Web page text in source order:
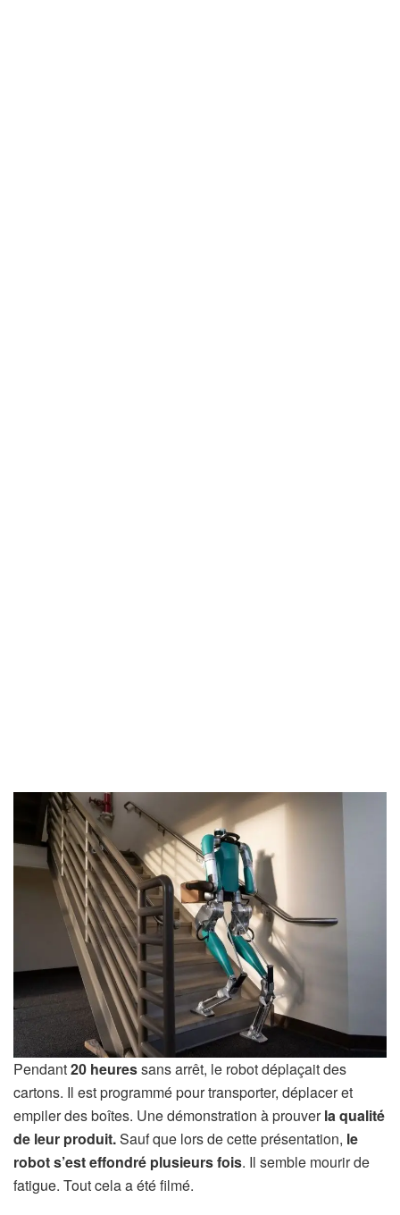
Pendant20 heuressans arrêt, le robot déplaçait des
cartons. Il est programmé pour transporter, déplacer et
empiler des boîtes. Une démonstration à prouverla qualité
de leur produit.Sauf que lors de cette présentation, le
robot s’est effondré plusieurs fois. Il semble mourir de
fatigue. Tout cela a été filmé.